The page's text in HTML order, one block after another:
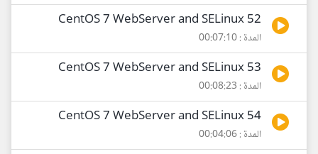
52 CentOS 7 WebServer and SELinux
المدة : 00:07:10
53 CentOS 7 WebServer and SELinux
المدة : 00:08:23
54 CentOS 7 WebServer and SELinux
المدة : 00:04:06